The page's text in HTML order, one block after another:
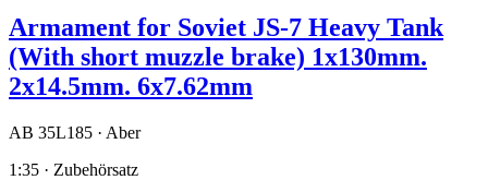
Armament for Soviet JS-7 Heavy Tank
(With short muzzle brake) 1x130mm.
2x14.5mm. 6x7.62mm
AB 35L185 · Aber
1:35 · Zubehörsatz